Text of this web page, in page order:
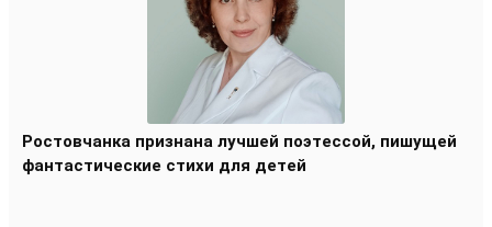
Ростовчанка признана лучшей поэтессой, пишущей
фантастические стихи для детей